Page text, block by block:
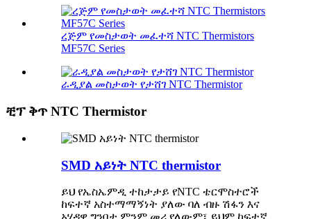
ረጅም የመስታወት መፈተሻ NTC Thermistors
MF57C Series
ራዲያል መስታወት የታሸገ NTC Thermistor
ቺፕ ቅጥ NTC Thermistor
SMD አይነት NTC thermistor
ይህ የኤስኤምዲ ተከታታይ የNTC ቴርሞስተሮች
ከፍተኛ አስተማማኝነት ያለው ባለ ብዙ ሽፋን እና